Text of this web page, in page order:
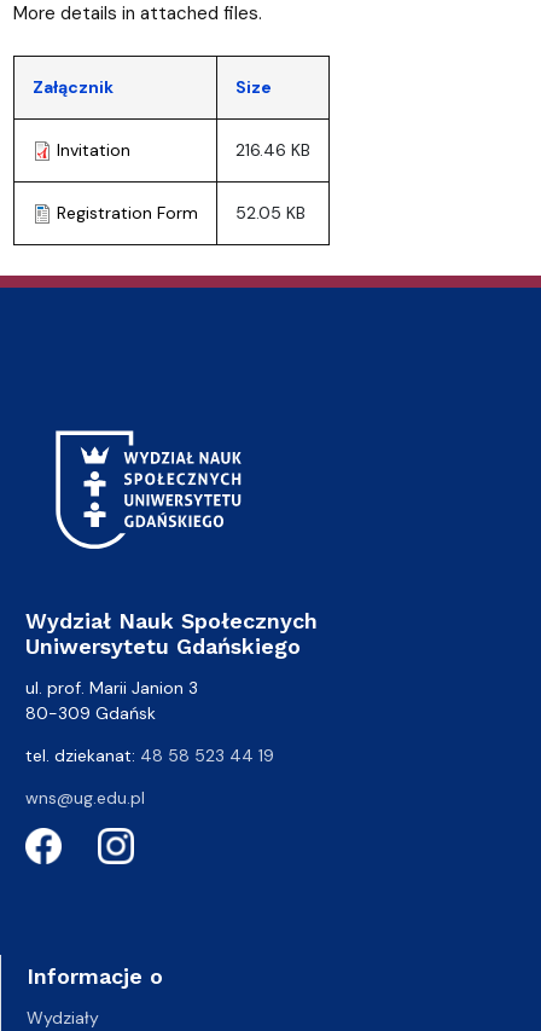
More details in attached files.
Załącznik Size
Invitation 216.46 KB
Registration Form 52.05 KB
Wydział Nauk Społecznych
Uniwersytetu Gdańskiego
ul. prof. Marii Janion 3
80-309 Gdańsk
tel. dziekanat: 48 58 523 44 19
wns@ug.edu.pl
Informacje o
Wydziały